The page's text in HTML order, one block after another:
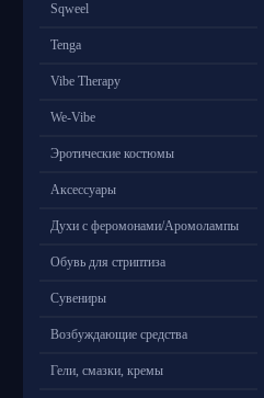
Sqweel
Tenga
Vibe Therapy
We-Vibe
Эротические костюмы
Аксессуары
Духи с феромонами/Аромолампы
Обувь для стриптиза
Сувениры
Возбуждающие средства
Гели, смазки, кремы